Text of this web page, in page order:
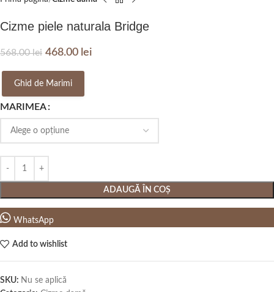
Cizme piele naturala Bridge
568.00lei 468.00 lei
Ghid de Marimi
MARIMEA
ADAUGĂ ÎN COȘ
WhatsApp
Add to wishlist
SKU: Nu se aplică